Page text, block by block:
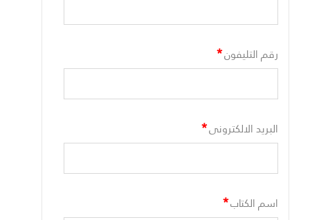
رقم التليفون*
البريد الالكترونى*
اسم الكتاب*